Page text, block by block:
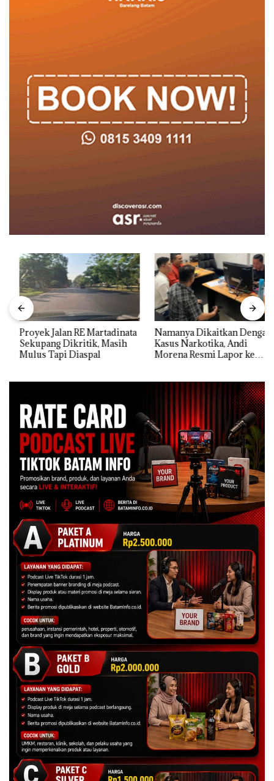
Proyek Jalan RE Martadinata
Sekupang Dikritik, Masih
Mulus Tapi Diaspal
Namanya Dikaitkan Dengan
Kasus Narkotika, Andi
Morena Resmi Lapor ke